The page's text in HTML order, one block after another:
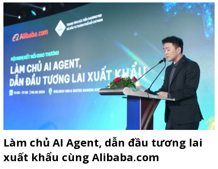
Làm chủ AI Agent, dẫn đầu tương lai
xuất khẩu cùng Alibaba.com